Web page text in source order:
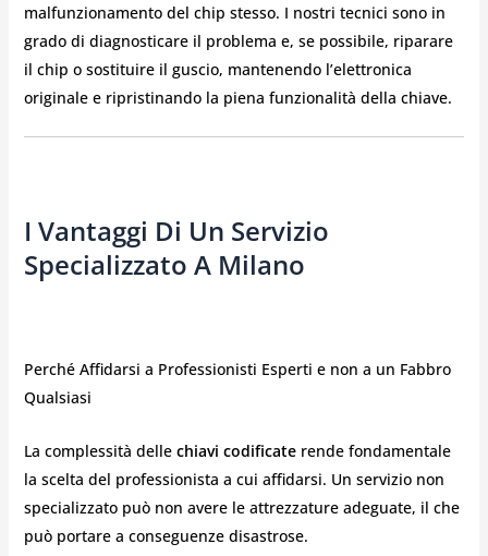
malfunzionamento del chip stesso. I nostri tecnici sono in
grado di diagnosticare il problema e, se possibile, riparare
il chip o sostituire il guscio, mantenendo l’elettronica
originale e ripristinando la piena funzionalità della chiave.
I Vantaggi Di Un Servizio
Specializzato A Milano
Perché Affidarsi a Professionisti Esperti e non a un Fabbro
Qualsiasi
La complessità delle chiavi codificaterende fondamentale
la scelta del professionista a cui affidarsi. Un servizio non
specializzato può non avere le attrezzature adeguate, il che
può portare a conseguenze disastrose.